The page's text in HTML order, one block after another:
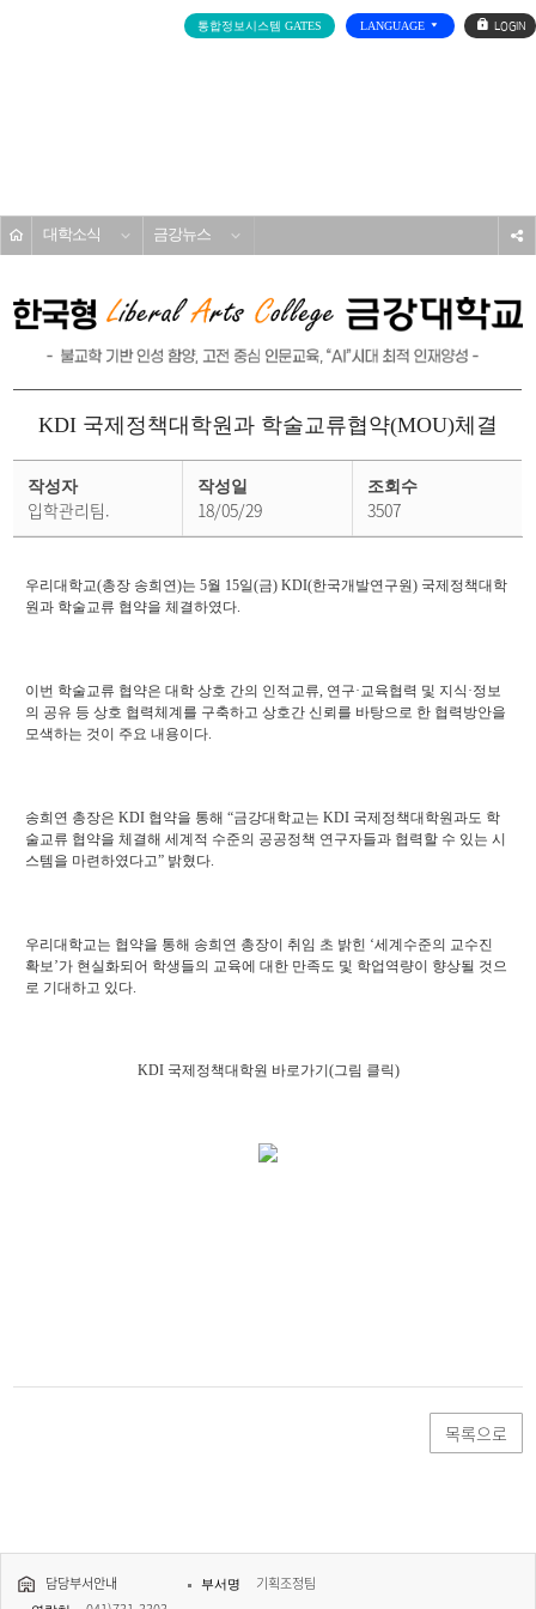
통합정보시스템 GATES LANGUAGE
로
그
대학소식 금강뉴스
금
상
KDI 국제정책대학원과 학술교류협약(MOU)체결
작성자
입학관리팀.
작성일
18/05/29
조회수
3507
우리대학교(총장 송희연)는 5월 15일(금) KDI(한국개발연구원) 국제정책대학
원과 학술교류 협약을 체결하였다.
이번 학술교류 협약은 대학 상호 간의 인적교류, 연구·교육협력 및 지식·정보
의 공유 등 상호 협력체계를 구축하고 상호간 신뢰를 바탕으로 한 협력방안을
모색하는 것이 주요 내용이다.
송희연 총장은 KDI 협약을 통해 “금강대학교는 KDI 국제정책대학원과도 학
술교류 협약을 체결해 세계적 수준의 공공정책 연구자들과 협력할 수 있는 시
스템을 마련하였다고” 밝혔다.
우리대학교는 협약을 통해 송희연 총장이 취임 초 밝힌 ‘세계수준의 교수진
확보’가 현실화되어 학생들의 교육에 대한 만족도 및 학업역량이 향상될 것으
로 기대하고 있다.
KDI 국제정책대학원 바로가기(그림 클릭)
목록으로
담당부서안내 부서명 기획조정팀